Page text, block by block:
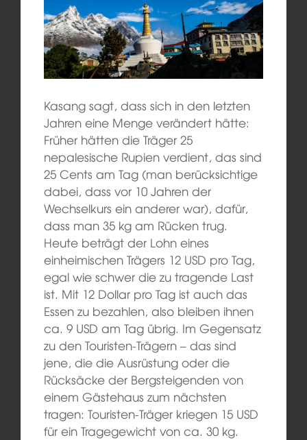
Kasang sagt, dass sich in den letzten
Jahren eine Menge verändert hätte:
Früher hätten die Träger 25
nepalesische Rupien verdient, das sind
25 Cents am Tag (man berücksichtige
dabei, dass vor 10 Jahren der
Wechselkurs ein anderer war), dafür,
dass man 35 kg am Rücken trug.
Heute beträgt der Lohn eines
einheimischen Trägers 12 USD pro Tag,
egal wie schwer die zu tragende Last
ist. Mit 12 Dollar pro Tag ist auch das
Essen zu bezahlen, also bleiben ihnen
ca. 9 USD am Tag übrig. Im Gegensatz
zu den Touristen-Trägern – das sind
jene, die die Ausrüstung oder die
Rücksäcke der Bergsteigenden von
einem Gästehaus zum nächsten
tragen: Touristen-Träger kriegen 15 USD
für ein Tragegewicht von ca. 30 kg.